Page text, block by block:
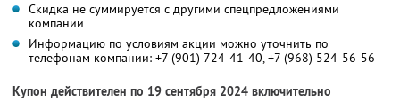
Скидка не суммируется с другими спецпредложениями
компании
Информацию по условиям акции можно уточнить по
телефонам компании: +7 (901) 724-41-40, +7 (968) 524-56-56
Купон действителен по 19 сентября 2024 включительно